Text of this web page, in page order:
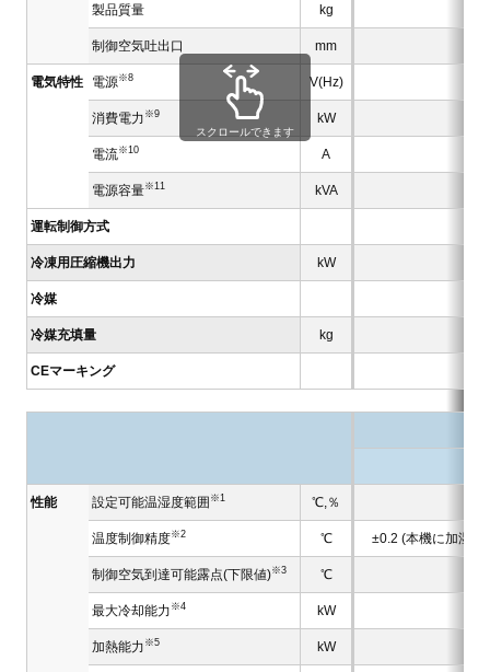
製品質量 kg
制御空気吐出口 mm
電気特性 電源※8 V(Hz)
消費電力 ※9 kW
電流※10 A
電源容量※11 kVA
運転制御方式
冷凍用圧縮機出力 kW
冷媒
冷媒充填量 kg
CEマーキング
性能 設定可能温湿度範囲 ※1 ℃,％
温度制御精度※2 ℃ ±0.2 (本機に加湿機
制御空気到達可能露点(下限値)※3 ℃
最大冷却能力 ※4 kW
加熱能力 ※5 kW
スクロールできます